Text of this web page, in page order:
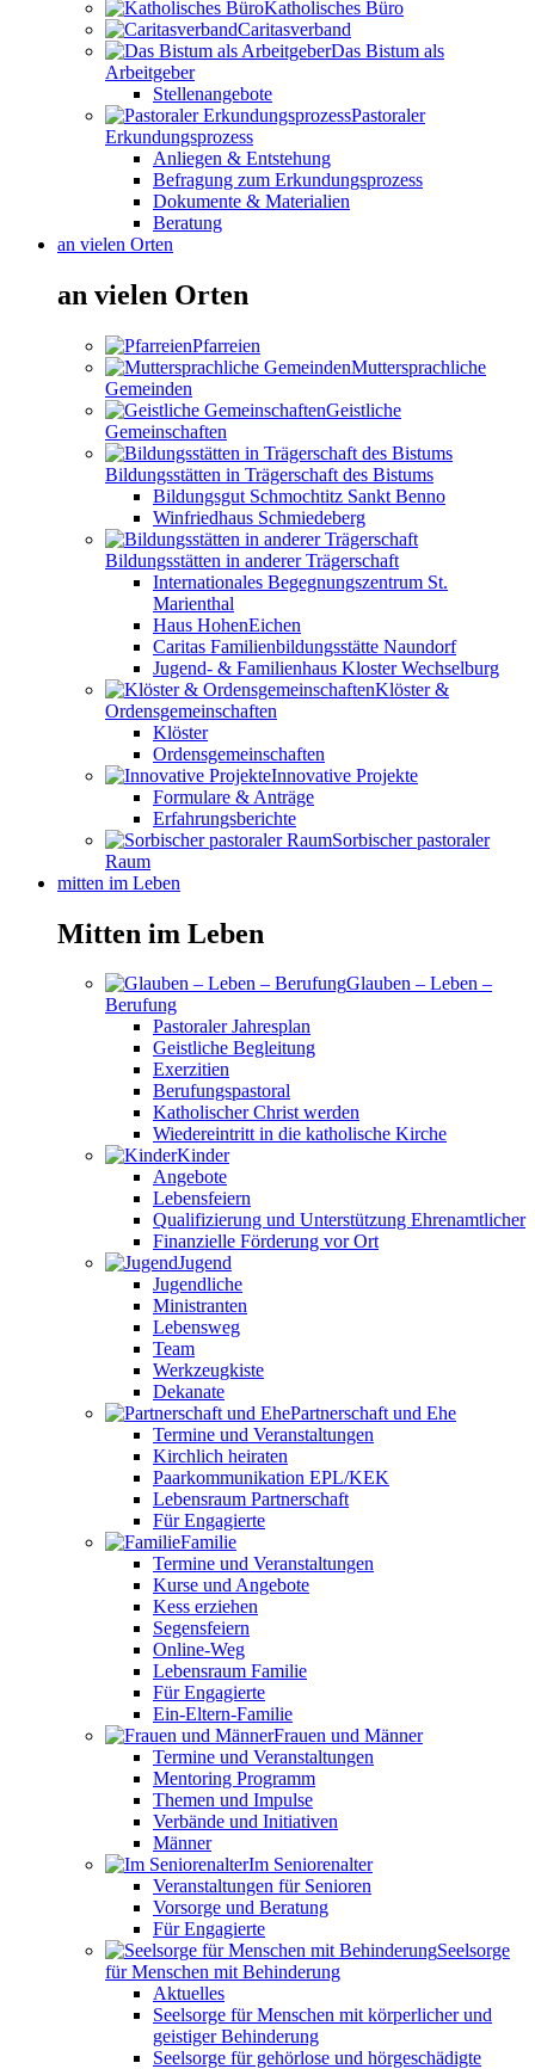
Katholisches Büro
Caritasverband
Das Bistum als
Arbeitgeber
Stellenangebote
Pastoraler
Erkundungsprozess
Anliegen & Entstehung
Befragung zum Erkundungsprozess
Dokumente & Materialien
Beratung
an vielen Orten
an vielen Orten
Pfarreien
Muttersprachliche
Gemeinden
Geistliche
Gemeinschaften
Bildungsstätten in Trägerschaft des Bistums
Bildungsgut Schmochtitz Sankt Benno
Winfriedhaus Schmiedeberg
Bildungsstätten in anderer Trägerschaft
Internationales Begegnungszentrum St.
Marienthal
Haus HohenEichen
Caritas Familienbildungsstätte Naundorf
Jugend- & Familienhaus Kloster Wechselburg
Klöster &
Ordensgemeinschaften
Klöster
Ordensgemeinschaften
Innovative Projekte
Formulare & Anträge
Erfahrungsberichte
Sorbischer pastoraler
Raum
mitten im Leben
Mitten im Leben
Glauben – Leben –
Berufung
Pastoraler Jahresplan
Geistliche Begleitung
Exerzitien
Berufungspastoral
Katholischer Christ werden
Wiedereintritt in die katholische Kirche
Kinder
Angebote
Lebensfeiern
Qualifizierung und Unterstützung Ehrenamtlicher
Finanzielle Förderung vor Ort
Jugend
Jugendliche
Ministranten
Lebensweg
Team
Werkzeugkiste
Dekanate
Partnerschaft und Ehe
Termine und Veranstaltungen
Kirchlich heiraten
Paarkommunikation EPL/KEK
Lebensraum Partnerschaft
Für Engagierte
Familie
Termine und Veranstaltungen
Kurse und Angebote
Kess erziehen
Segensfeiern
Online-Weg
Lebensraum Familie
Für Engagierte
Ein-Eltern-Familie
Frauen und Männer
Termine und Veranstaltungen
Mentoring Programm
Themen und Impulse
Verbände und Initiativen
Männer
Im Seniorenalter
Veranstaltungen für Senioren
Vorsorge und Beratung
Für Engagierte
Seelsorge
für Menschen mit Behinderung
Aktuelles
Seelsorge für Menschen mit körperlicher und
geistiger Behinderung
Seelsorge für gehörlose und hörgeschädigte